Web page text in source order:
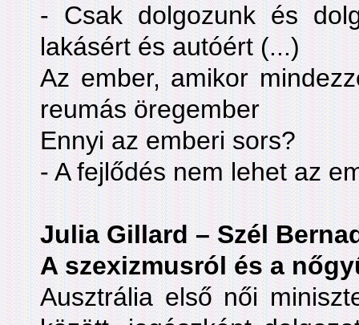
- Csak dolgozunk és
lakásért és autóért (...)
Az ember, amikor
reumás öregember
Ennyi az emberi sors?
- A fejlődés nem lehet az
Julia Gillard – Szél
A szexizmusról és a
Ausztrália első női